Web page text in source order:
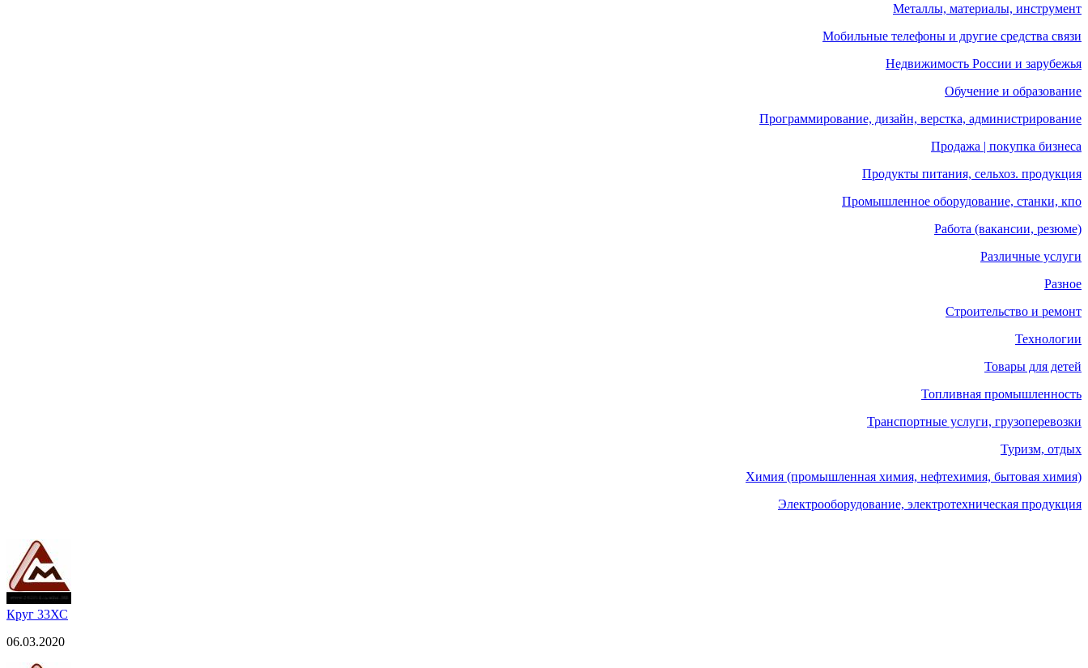
Металлы, материалы, инструмент
Мобильные телефоны и другие средства связи
Недвижимость России и зарубежья
Обучение и образование
Программирование, дизайн, верстка, администрирование
Продажа | покупка бизнеса
Продукты питания, сельхоз. продукция
Промышленное оборудование, станки, кпо
Работа (вакансии, резюме)
Различные услуги
Разное
Строительство и ремонт
Технологии
Товары для детей
Топливная промышленность
Транспортные услуги, грузоперевозки
Туризм, отдых
Химия (промышленная химия, нефтехимия, бытовая химия)
Электрооборудование, электротехническая продукция
Круг 33ХС
06.03.2020